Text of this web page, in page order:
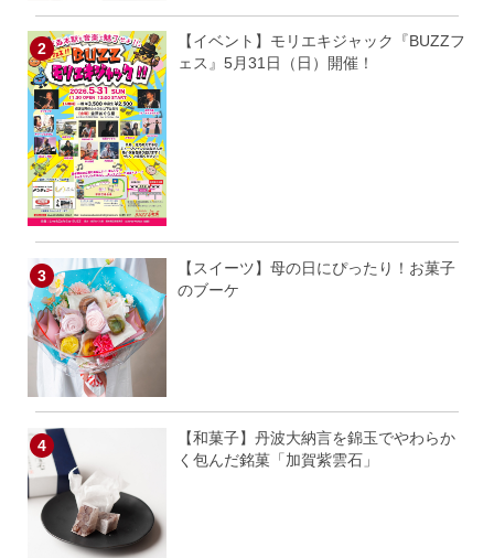
【イベント】モリエキジャック『BUZZフ
ェス』5月31日（日）開催！
【スイーツ】母の日にぴったり！お菓子
のブーケ
【和菓子】丹波大納言を錦玉でやわらか
く包んだ銘菓「加賀紫雲石」